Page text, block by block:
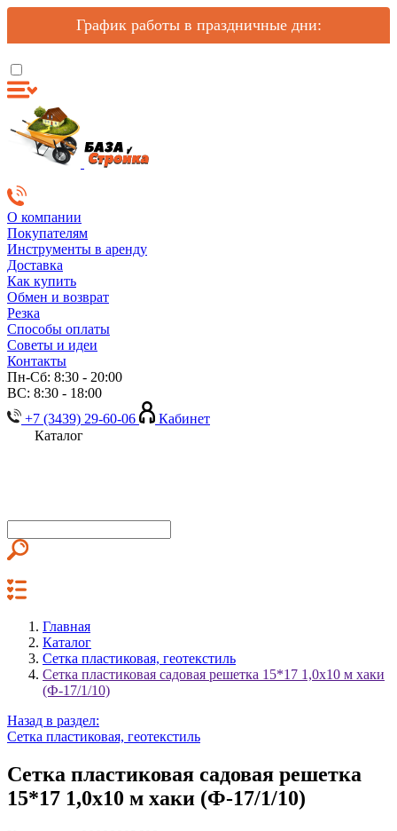
График работы в праздничные дни:
О компании
Покупателям
Инструменты в аренду
Доставка
Как купить
Обмен и возврат
Резка
Способы оплаты
Советы и идеи
Контакты
Пн-Сб: 8:30 - 20:00
ВС: 8:30 - 18:00
+7 (3439) 29-60-06
Кабинет
Каталог
Главная
Каталог
Сетка пластиковая, геотекстиль
Сетка пластиковая садовая решетка 15*17 1,0х10 м хаки
(Ф-17/1/10)
Назад в раздел:
Сетка пластиковая, геотекстиль
Сетка пластиковая садовая решетка
15*17 1,0х10 м хаки (Ф-17/1/10)